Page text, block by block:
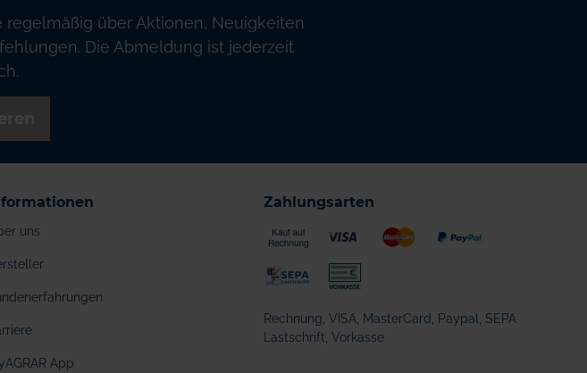
über Aktionen, Neuigkeiten
Die Abmeldung ist jederzeit
uns
App
Zahlungsarten
Rechnung, VISA, MasterCard, Paypal, SEPA
Lastschrift, Vorkasse